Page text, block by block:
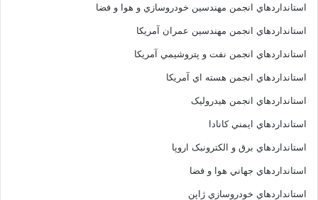
استانداردهاي انجمن مهندسين خودروسازي و هوا و فضا
استانداردهاي انجمن مهندسين عمران آمريکا
استانداردهاي انجمن نفت و پتروشيمي آمريکا
استانداردهاي انجمن هسته اي آمريکا
استانداردهاي انجمن هيدروليک
استانداردهاي ايمني کانادا
استانداردهاي برق و الکترونبک اروپا
استانداردهاي جهاني هوا و فضا
استانداردهاي خودروسازي ژاپن